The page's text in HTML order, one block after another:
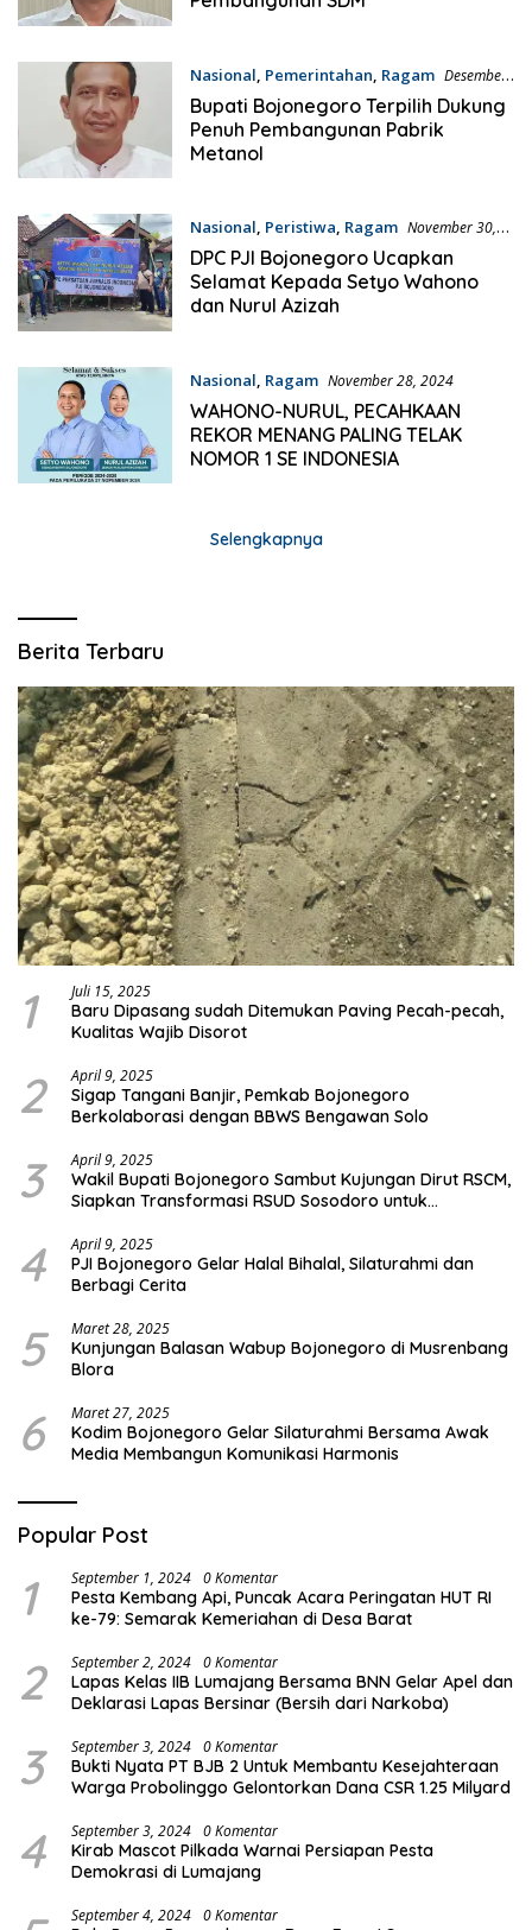
Nasional, Pemerintahan, Ragam Desember
2, 2024
Bupati Bojonegoro Terpilih Dukung
Penuh Pembangunan Pabrik
Metanol
Nasional, Peristiwa, Ragam November 30,
2024
DPC PJI Bojonegoro Ucapkan
Selamat Kepada Setyo Wahono
dan Nurul Azizah
Nasional, Ragam November 28, 2024
WAHONO-NURUL, PECAHKAAN
REKOR MENANG PALING TELAK
NOMOR 1 SE INDONESIA
Selengkapnya
Berita Terbaru
1 Juli 15, 2025
Baru Dipasang sudah Ditemukan Paving Pecah-pecah,
Kualitas Wajib Disorot
2 April 9, 2025
Sigap Tangani Banjir, Pemkab Bojonegoro
Berkolaborasi dengan BBWS Bengawan Solo
3 April 9, 2025
Wakil Bupati Bojonegoro Sambut Kujungan Dirut RSCM,
Siapkan Transformasi RSUD Sosodoro untuk
4 April 9, 2025
PJI Bojonegoro Gelar Halal Bihalal, Silaturahmi dan
Berbagi Cerita
5 Maret 28, 2025
Kunjungan Balasan Wabup Bojonegoro di Musrenbang
Blora
6 Maret 27, 2025
Kodim Bojonegoro Gelar Silaturahmi Bersama Awak
Media Membangun Komunikasi Harmonis
Popular Post
1 September 1, 2024 0 Komentar
Pesta Kembang Api, Puncak Acara Peringatan HUT RI
ke-79: Semarak Kemeriahan di Desa Barat
2 September 2, 2024 0 Komentar
Lapas Kelas IIB Lumajang Bersama BNN Gelar Apel dan
Deklarasi Lapas Bersinar (Bersih dari Narkoba)
3 September 3, 2024 0 Komentar
Bukti Nyata PT BJB 2 Untuk Membantu Kesejahteraan
Warga Probolinggo Gelontorkan Dana CSR 1.25 Milyard
4 September 3, 2024 0 Komentar
Kirab Mascot Pilkada Warnai Persiapan Pesta
Demokrasi di Lumajang
September 4, 2024 0 Komentar